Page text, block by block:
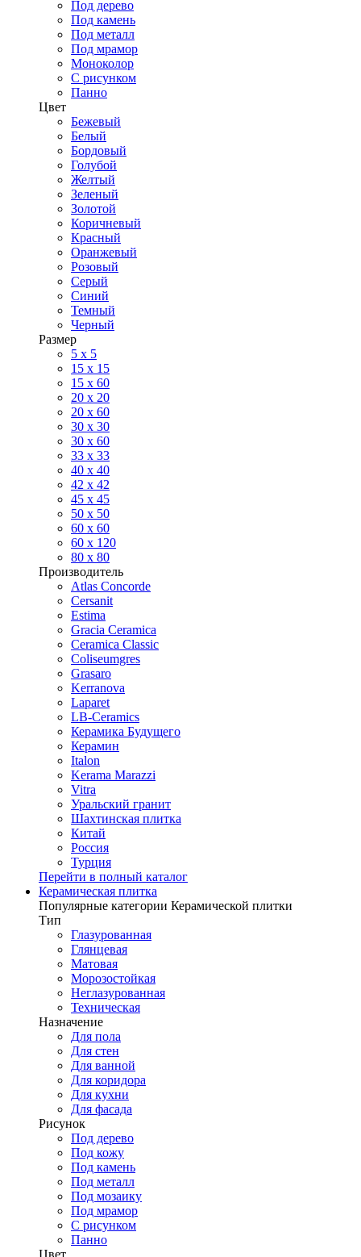
Под дерево
Под камень
Под металл
Под мрамор
Моноколор
С рисунком
Панно
Цвет
Бежевый
Белый
Бордовый
Голубой
Желтый
Зеленый
Золотой
Коричневый
Красный
Оранжевый
Розовый
Серый
Синий
Темный
Черный
Размер
5 x 5
15 x 15
15 x 60
20 х 20
20 x 60
30 х 30
30 x 60
33 x 33
40 х 40
42 x 42
45 x 45
50 x 50
60 х 60
60 x 120
80 x 80
Производитель
Atlas Concorde
Cersanit
Estima
Gracia Ceramica
Ceramica Classic
Coliseumgres
Grasaro
Kerranova
Laparet
LB-Ceramics
Керамика Будущего
Керамин
Italon
Kerama Marazzi
Vitra
Уральский гранит
Шахтинская плитка
Китай
Россия
Турция
Перейти в полный каталог
Керамическая плитка
Популярные категории Керамической плитки
Тип
Глазурованная
Глянцевая
Матовая
Морозостойкая
Неглазурованная
Техническая
Назначение
Для пола
Для стен
Для ванной
Для коридора
Для кухни
Для фасада
Рисунок
Под дерево
Под кожу
Под камень
Под металл
Под мозаику
Под мрамор
С рисунком
Панно
Цвет